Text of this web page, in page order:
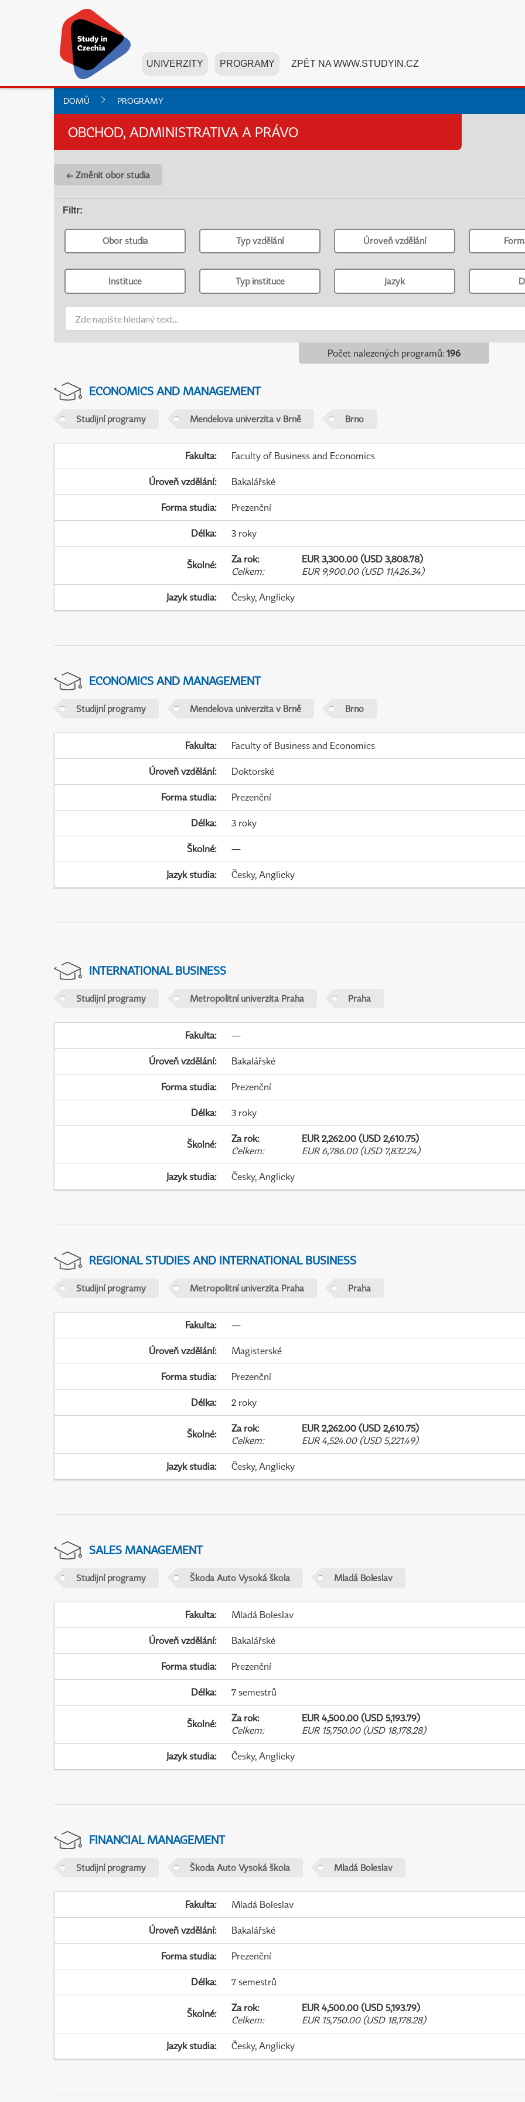
UNIVERZITY PROGRAMY ZPĚT NA WWW.STUDYIN.CZ
DOMŮ PROGRAMY
OBCHOD, ADMINISTRATIVA A PRÁVO
← Změnit obor studia
Filtr:
Obor studia Typ vzdělání Úroveň vzdělání
Instituce Typ instituce Jazyk
Počet nalezených programů: 196
ECONOMICS AND MANAGEMENT
Studijní programy Mendelova univerzita v Brně Brno
Fakulta: Faculty of Business and Economics
Úroveň vzdělání: Bakalářské
Forma studia: Prezenční
Délka: 3 roky
Školné: Za rok:
EUR 3,300.00 (USD 3,808.78)
Celkem: EUR 9,900.00 (USD 11,426.34)
Jazyk studia: Česky, Anglicky
ECONOMICS AND MANAGEMENT
Studijní programy Mendelova univerzita v Brně Brno
Fakulta: Faculty of Business and Economics
Úroveň vzdělání: Doktorské
Forma studia: Prezenční
Délka: 3 roky
Školné: —
Jazyk studia: Česky, Anglicky
INTERNATIONAL BUSINESS
Studijní programy Metropolitní univerzita Praha Praha
Fakulta: —
Úroveň vzdělání: Bakalářské
Forma studia: Prezenční
Délka: 3 roky
Školné: Za rok:
EUR 2,262.00 (USD 2,610.75)
Celkem: EUR 6,786.00 (USD 7,832.24)
Jazyk studia: Česky, Anglicky
REGIONAL STUDIES AND INTERNATIONAL BUSINESS
Studijní programy Metropolitní univerzita Praha Praha
Fakulta: —
Úroveň vzdělání: Magisterské
Forma studia: Prezenční
Délka: 2 roky
Školné: Za rok:
EUR 2,262.00 (USD 2,610.75)
Celkem: EUR 4,524.00 (USD 5,221.49)
Jazyk studia: Česky, Anglicky
SALES MANAGEMENT
Studijní programy Škoda Auto Vysoká škola Mladá Boleslav
Fakulta: Mladá Boleslav
Úroveň vzdělání: Bakalářské
Forma studia: Prezenční
Délka: 7 semestrů
Školné: Za rok:
EUR 4,500.00 (USD 5,193.79)
Celkem: EUR 15,750.00 (USD 18,178.28)
Jazyk studia: Česky, Anglicky
FINANCIAL MANAGEMENT
Studijní programy Škoda Auto Vysoká škola Mladá Boleslav
Fakulta: Mladá Boleslav
Úroveň vzdělání: Bakalářské
Forma studia: Prezenční
Délka: 7 semestrů
Školné: Za rok:
EUR 4,500.00 (USD 5,193.79)
Celkem: EUR 15,750.00 (USD 18,178.28)
Jazyk studia: Česky, Anglicky